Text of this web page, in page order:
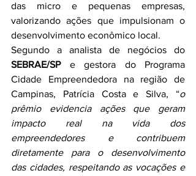
das micro e pequenas empresas,
valorizando ações que impulsionam o
desenvolvimento econômico local.
SEBRAE/SP e gestora do Programa
Cidade Empreendedora na região de
Campinas, Patrícia Costa e Silva, “o
prêmio evidencia ações que geram
impacto real na vida dos
empreendedores e contribuem
diretamente para o desenvolvimento
das cidades, respeitando as vocações e